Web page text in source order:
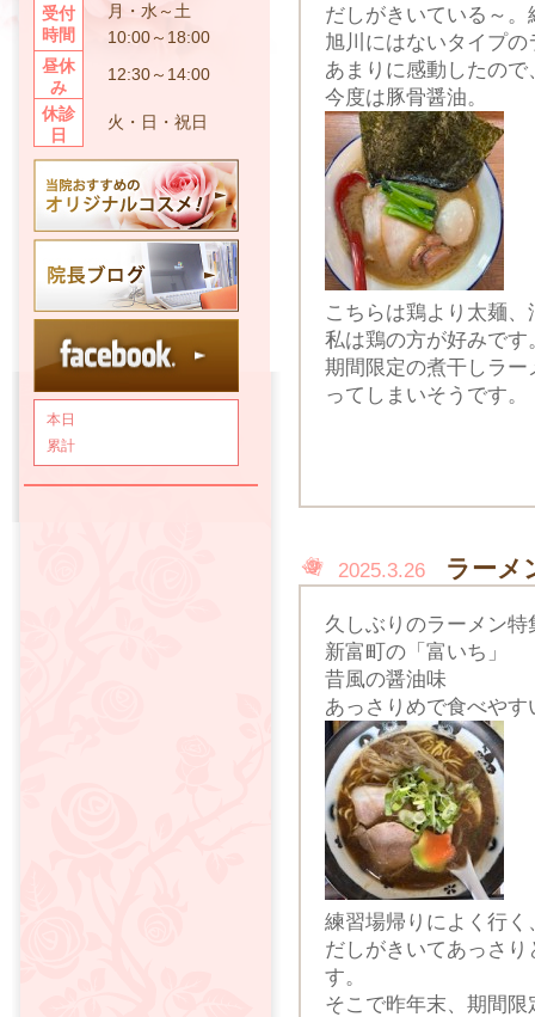
受付
時間
月・水～土
10:00～18:00
昼休
み
12:30～14:00
休診
日
火・日・祝日
本日
累計
だしがきいている～。
旭川にはないタイプの
あまりに感動したの
今度は豚骨醤油。
こちらは鶏より太麺
私は鶏の方が好みです
期間限定の煮干しラ
ってしまいそうです。
2025.3.26 ラーメ
久しぶりのラーメン特
新富町の「富いち」
昔風の醤油味
あっさりめで食べやす
練習場帰りによく行
だしがきいてあっさ
す。
そこで昨年末、期間